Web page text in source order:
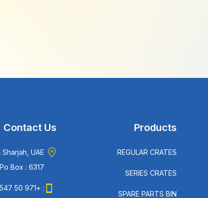
Products
REGULAR CRATES
SERIES CRATES
SPARE PARTS BIN
Contact Us
UAE.
Po Box : 6317
: +971 50 547 2410